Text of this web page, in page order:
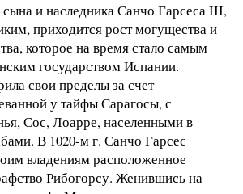
и наследника Санчо Гарсеса III,
приходится рост могущества и
которое на время стало самым
государством Испании.
свои пределы за счет
у тайфы Сарагосы, с
Сос, Лоарре, населенными в
В 1020-м г. Санчо Гарсес
владениям расположенное
Рибогорсу. Женившись на